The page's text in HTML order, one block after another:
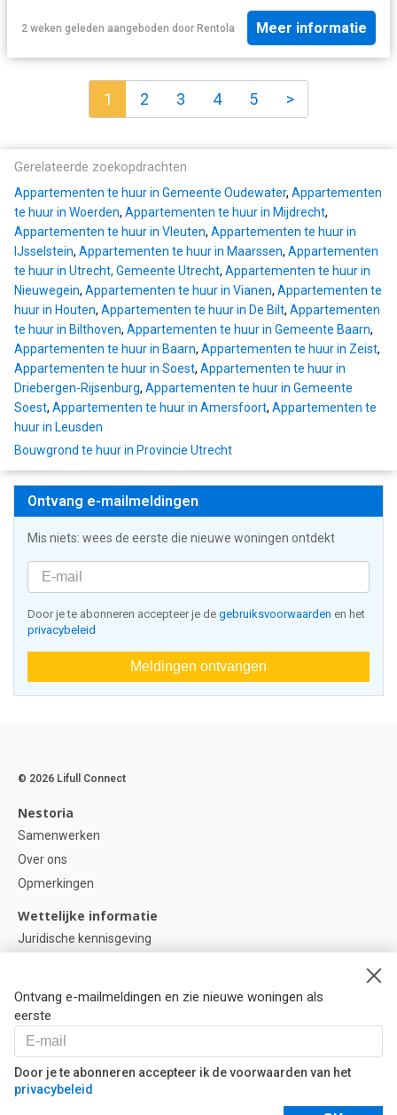
2 weken geleden aangeboden door Rentola Meer informatie
1 2 3 4 5 >
Gerelateerde zoekopdrachten
Appartementen te huur in Gemeente Oudewater, Appartementen
te huur in Woerden, Appartementen te huur in Mijdrecht,
Appartementen te huur in Vleuten, Appartementen te huur in
IJsselstein, Appartementen te huur in Maarssen, Appartementen
te huur in Utrecht, Gemeente Utrecht, Appartementen te huur in
Nieuwegein, Appartementen te huur in Vianen, Appartementen te
huur in Houten, Appartementen te huur in De Bilt, Appartementen
te huur in Bilthoven, Appartementen te huur in Gemeente Baarn,
Appartementen te huur in Baarn, Appartementen te huur in Zeist,
Appartementen te huur in Soest, Appartementen te huur in
Driebergen-Rijsenburg, Appartementen te huur in Gemeente
Soest, Appartementen te huur in Amersfoort, Appartementen te
huur in Leusden
Bouwgrond te huur in Provincie Utrecht
Ontvang e-mailmeldingen
Mis niets: wees de eerste die nieuwe woningen ontdekt
Door je te abonneren accepteer je de gebruiksvoorwaarden en het
privacybeleid
Meldingen ontvangen
Ontvang e-mailmeldingen en zie nieuwe woningen als
eerste
Door je te abonneren accepteer ik de voorwaarden van het
privacybeleid
© 2026 Lifull Connect
Nestoria
Samenwerken
Over ons
Opmerkingen
Wettelijke informatie
Juridische kennisgeving
Cookie instellingen
Help
Vragen
Onze partners